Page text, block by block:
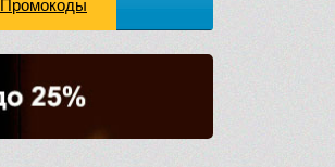
Промокоды